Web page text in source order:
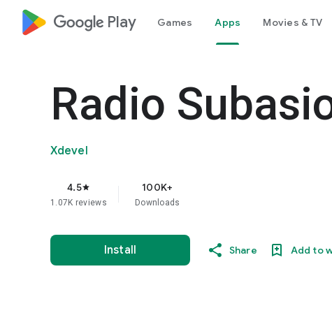
google_logo Play Games Apps Movies & TV
Radio
Xdevel
4.5star
1.07K reviews
100K+
Downloads
Install Share Add to